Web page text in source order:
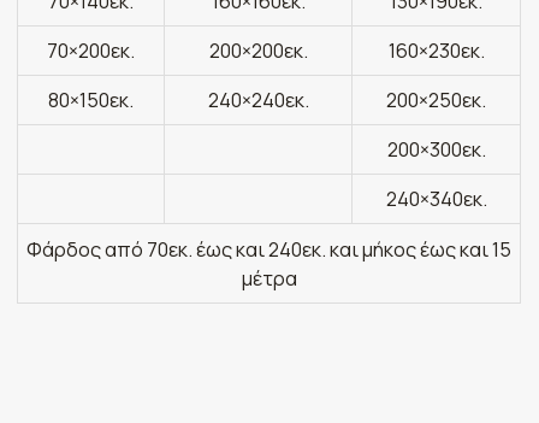
70×200εκ.
200×200εκ.
160×230εκ.
80×150εκ.
240×240εκ.
200×250εκ.
200×300εκ.
240×340εκ.
Φάρδος από 70εκ. έως και 240εκ. και μήκος έως και 15
μέτρα